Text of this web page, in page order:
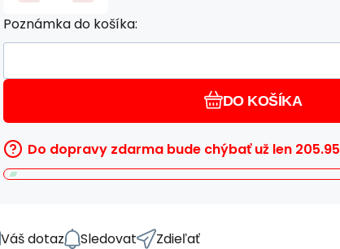
Poznámka do košíka:
DO KOŠÍKA
Do dopravy zdarma bude chýbať už len 205.95
Váš dotaz Sledovat Zdieľať